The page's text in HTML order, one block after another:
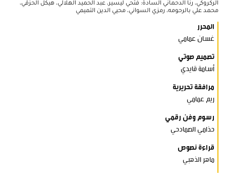
المحرر
غسان عمامي
تصميم صوتي
أسامة قايدي
مرافقة تحريرية
ريم عمامي
رسوم وفن رقمي
حذامي الصمادحي
قراءة نصوص
ماهر الذهبي
الركروكي، رنا الدحماني السادة: فتحي ليسير، عبد الحميد الهلالي، هيكل الحزقي،
محمد علي بالرحومه، رمزي السواني، محيي الدين التميمي